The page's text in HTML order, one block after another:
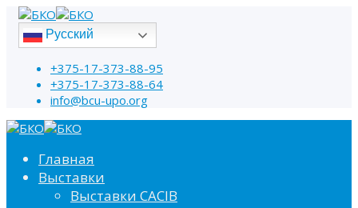
Русский
+375-17-373-88-95
+375-17-373-88-64
info@bcu-upo.org
Главная
Выставки
Выставки CACIB